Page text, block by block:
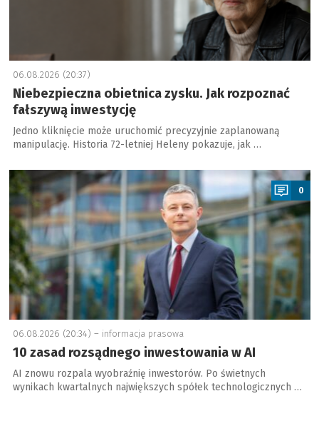
06.08.2026 (20:37)
Niebezpieczna obietnica zysku. Jak rozpoznać
fałszywą inwestycję
Jedno kliknięcie może uruchomić precyzyjnie zaplanowaną
manipulację. Historia 72-letniej Heleny pokazuje, jak …
a
0
06.08.2026 (20:34) – informacja prasowa
10 zasad rozsądnego inwestowania w AI
AI znowu rozpala wyobraźnię inwestorów. Po świetnych
wynikach kwartalnych największych spółek technologicznych …